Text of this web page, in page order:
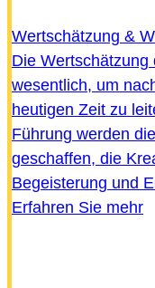
Wertschätzung &
Die
wesentlich, um
heutigen Zeit zu
Führung werden
geschaffen, die
Begeisterung und
Erfahren Sie mehr